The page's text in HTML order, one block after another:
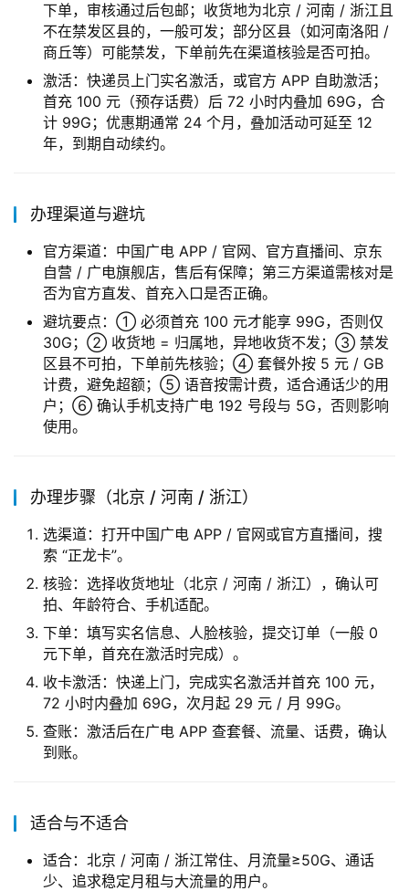
下单，审核通过后包邮；收货地为北京 / 河南 / 浙江且
不在禁发区县的，一般可发；部分区县（如河南洛阳 /
商丘等）可能禁发，下单前先在渠道核验是否可拍。
激活：快递员上门实名激活，或官方 APP 自助激活；
首充 100 元（预存话费）后 72 小时内叠加 69G，合
计 99G；优惠期通常 24 个月，叠加活动可延至 12
年，到期自动续约。
办理渠道与避坑
官方渠道：中国广电 APP / 官网、官方直播间、京东
自营 / 广电旗舰店，售后有保障；第三方渠道需核对是
否为官方直发、首充入口是否正确。
避坑要点：① 必须首充 100 元才能享 99G，否则仅
30G；② 收货地 = 归属地，异地收货不发；③ 禁发
区县不可拍，下单前先核验；④ 套餐外按 5 元 / GB
计费，避免超额；⑤ 语音按需计费，适合通话少的用
户；⑥ 确认手机支持广电 192 号段与 5G，否则影响
使用。
办理步骤（北京 / 河南 / 浙江）
选渠道：打开中国广电 APP / 官网或官方直播间，搜
索 “正龙卡”。
核验：选择收货地址（北京 / 河南 / 浙江），确认可
拍、年龄符合、手机适配。
下单：填写实名信息、人脸核验，提交订单（一般 0
元下单，首充在激活时完成）。
收卡激活：快递上门，完成实名激活并首充 100 元，
72 小时内叠加 69G，次月起 29 元 / 月 99G。
查账：激活后在广电 APP 查套餐、流量、话费，确认
到账。
适合与不适合
适合：北京 / 河南 / 浙江常住、月流量≥50G、通话
少、追求稳定月租与大流量的用户。